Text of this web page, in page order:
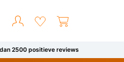
2500 positieve reviews